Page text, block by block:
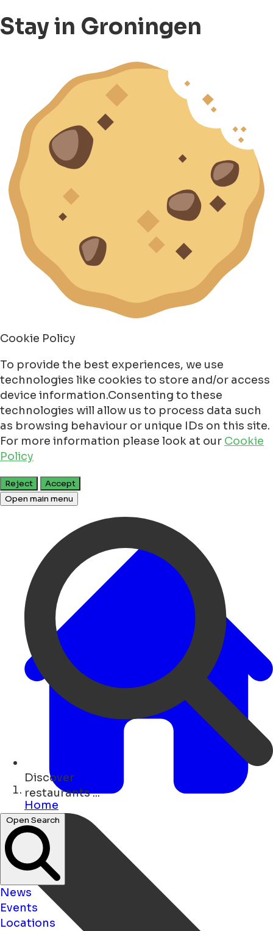
Stay in Groningen
Cookie Policy
To provide the best experiences, we use
technologies like cookies to store and/or access
device information.Consenting to these
technologies will allow us to process data such
as browsing behaviour or unique IDs on this site.
For more information please look at our Cookie
Policy
Reject
Accept
Open main menu
Discover
shops ...
Open Search
News
Events
Locations
Home